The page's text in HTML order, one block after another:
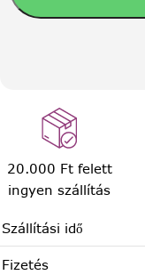
20.000 Ft felett
ingyen szállítás
Szállítási idő
Fizetés